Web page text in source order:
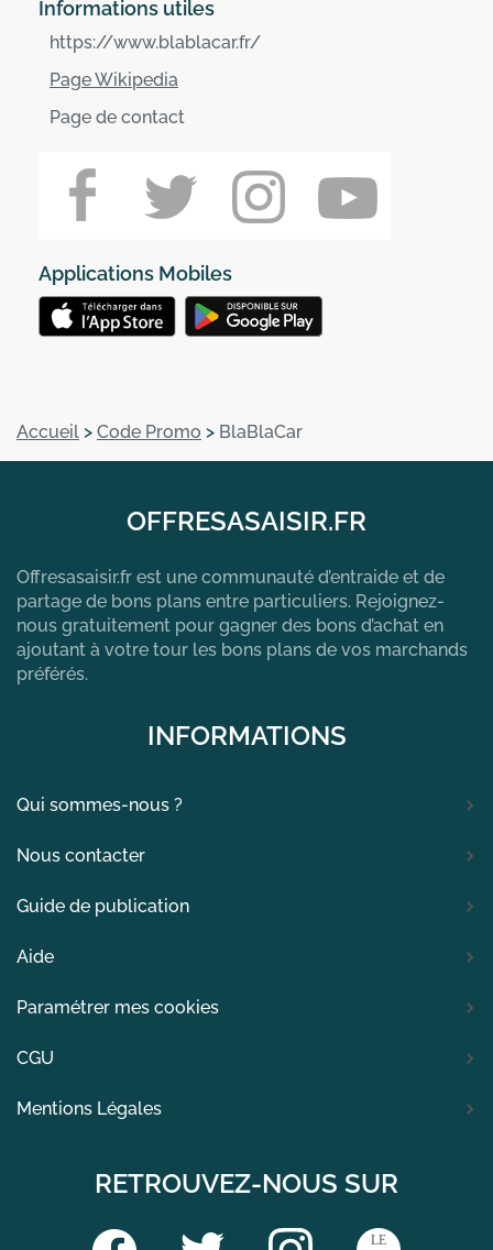
Informations utiles
https://www.blablacar.fr/
Page Wikipedia
Page de contact
Applications Mobiles
Accueil > Code Promo > BlaBlaCar
OFFRESASAISIR.FR
Offresasaisir.fr est une communauté d’entraide et de
partage de bons plans entre particuliers. Rejoignez-
nous gratuitement pour gagner des bons d’achat en
ajoutant à votre tour les bons plans de vos marchands
préférés.
INFORMATIONS
Qui sommes-nous ?
Nous contacter
Guide de publication
Aide
Paramétrer mes cookies
CGU
Mentions Légales
RETROUVEZ-NOUS SUR